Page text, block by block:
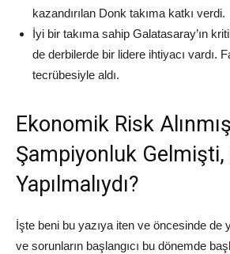
kazandırılan Donk takıma katkı verdi.
İyi bir takıma sahip Galatasaray’ın
de derbilerde bir lidere ihtiyacı vardı.
tecrübesiyle aldı.
Ekonomik Risk
Şampiyonluk Gelmişti,
Yapılmalıydı?
İşte beni bu yazıya iten ve öncesinde de
ve sorunların başlangıcı bu dönemde